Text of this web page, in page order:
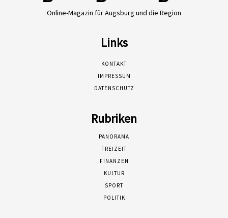
Online-Magazin für Augsburg und die Region
Links
KONTAKT
IMPRESSUM
DATENSCHUTZ
Rubriken
PANORAMA
FREIZEIT
FINANZEN
KULTUR
SPORT
POLITIK